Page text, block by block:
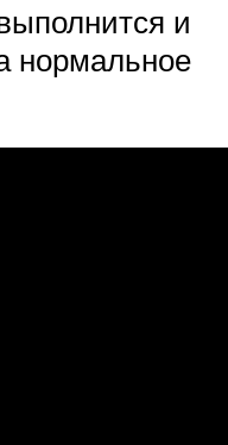
и
нормальное